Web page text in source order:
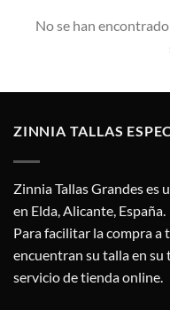
No se han
ZINNIA TALLAS
Zinnia Tallas Grandes es
en Elda, Alicante, España.
Para facilitar la compra a
encuentran su talla en
servicio de tienda online.